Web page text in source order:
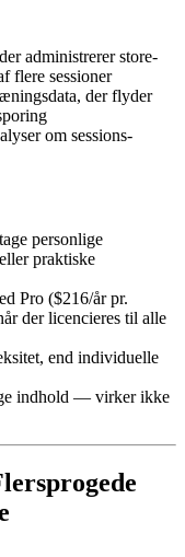
administrerer store-
flere sessioner
der flyder
om sessions-
personlige
praktiske
Pro ($216/år pr.
der licencieres til alle
end individuelle
indhold — virker ikke